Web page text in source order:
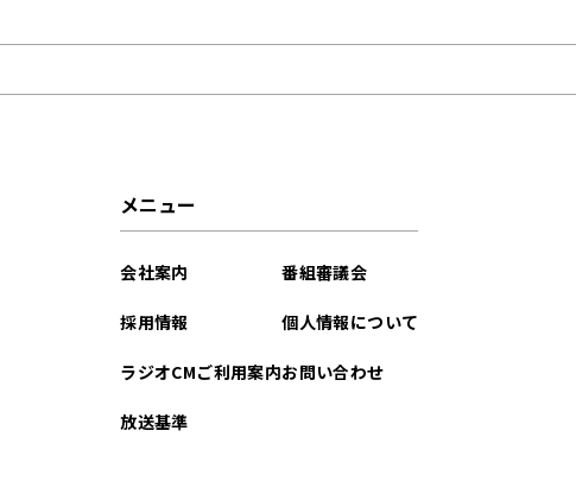
メニュー
会社案内
採用情報
ラジオCMご利用案内
放送基準
番組審議会
個人情報について
お問い合わせ